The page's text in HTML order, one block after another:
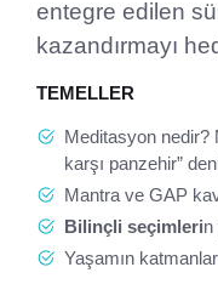
entegre edilen
kazandırmayı
TEMELLER
Meditasyon nedir?
karşı panzehir”
Mantra ve GAP
Bilinçli seçimlerin
Yaşamın